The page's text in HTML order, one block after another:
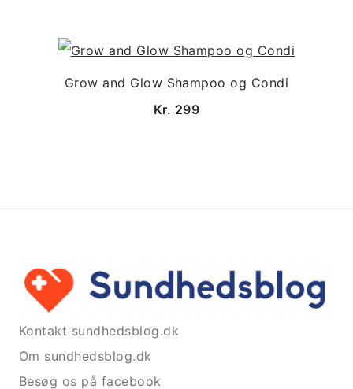
Grow and Glow Shampoo og Condi
Kr. 299
Kontakt sundhedsblog.dk
Om sundhedsblog.dk
Besøg os på facebook